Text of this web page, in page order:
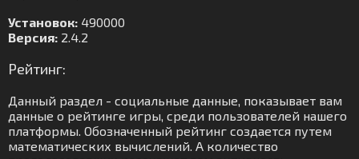
Установок: 490000
Версия: 2.4.2
Рейтинг:
Данный раздел - социальные данные, показывает вам
данные о рейтинге игры, среди пользователей нашего
платформы. Обозначенный рейтинг создается путем
математических вычислений. А количество